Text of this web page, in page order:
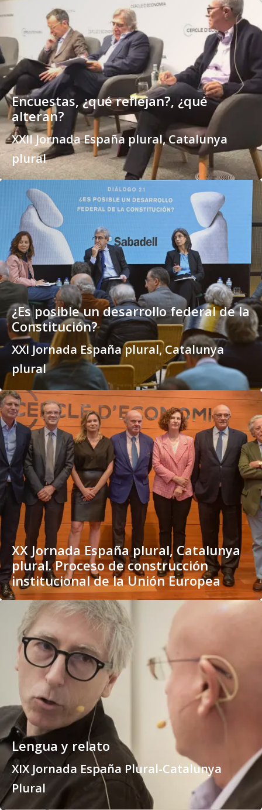
Encuestas, ¿qué reflejan?, ¿qué
alteran?
XXII Jornada España plural, Catalunya
plural
¿Es posible un desarrollo federal de la
Constitución?
XXI Jornada España plural, Catalunya
plural
XX Jornada España plural, Catalunya
plural. Proceso de construcción
institucional de la Unión Europea
Lengua y relato
XIX Jornada España Plural-Catalunya
Plural